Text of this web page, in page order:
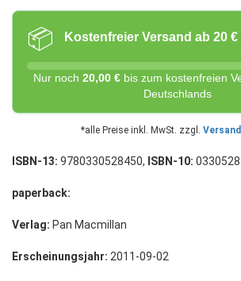
📦 Kostenfreier Versand ab 20
Nur noch 20,00 € bis zum kostenfreien
Deutschlands
*alle Preise inkl. MwSt. zzgl.
ISBN-13: 9780330528450, ISBN-10:
paperback:
Verlag: Pan Macmillan
Erscheinungsjahr: 2011-09-02